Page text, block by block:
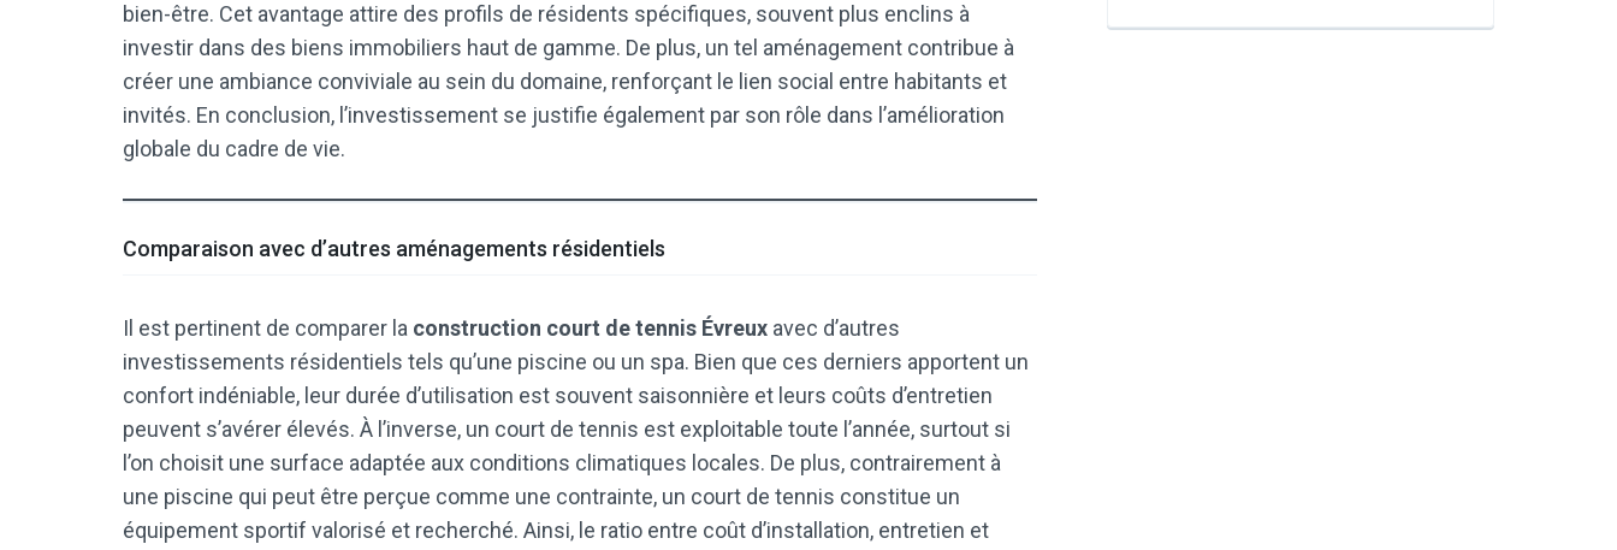
bien-être. Cet avantage attire des profils de résidents spécifiques, souvent plus enclins à
investir dans des biens immobiliers haut de gamme. De plus, un tel aménagement contribue à
créer une ambiance conviviale au sein du domaine, renforçant le lien social entre habitants et
invités. En conclusion, l’investissement se justifie également par son rôle dans l’amélioration
globale du cadre de vie.
Comparaison avec d’autres aménagements résidentiels
Il est pertinent de comparer la construction court de tennis Évreux avec d’autres
investissements résidentiels tels qu’une piscine ou un spa. Bien que ces derniers apportent un
confort indéniable, leur durée d’utilisation est souvent saisonnière et leurs coûts d’entretien
peuvent s’avérer élevés. À l’inverse, un court de tennis est exploitable toute l’année, surtout si
l’on choisit une surface adaptée aux conditions climatiques locales. De plus, contrairement à
une piscine qui peut être perçue comme une contrainte, un court de tennis constitue un
équipement sportif valorisé et recherché. Ainsi, le ratio entre coût d’installation, entretien et